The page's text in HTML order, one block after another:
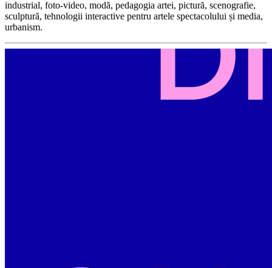
industrial, foto-video, modă, pedagogia artei, pictură, scenografie,
sculptură, tehnologii interactive pentru artele spectacolului și media,
urbanism.